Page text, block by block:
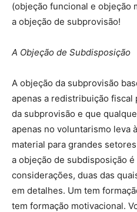
(objeção funcional e objeção
a objeção de subprovisão!
A Objeção de Subdisposição
A objeção da subprovisão
apenas a redistribuição fiscal
da subprovisão e que
apenas no voluntarismo leva
material para grandes
a objeção de subdisposição
considerações, duas das
em detalhes. Um tem
tem formação motivacional.